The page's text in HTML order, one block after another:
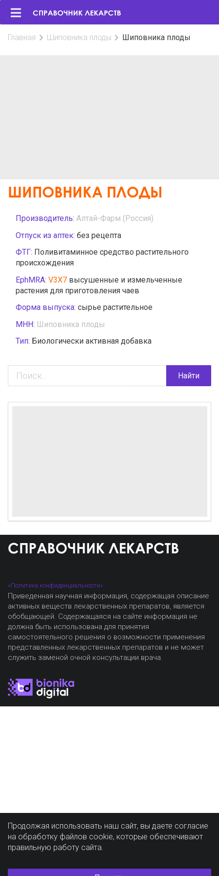
Главная Шиповника плоды Шиповника плоды
ШИПОВНИКА ПЛОДЫ
Производитель: Алтай-Фарм (Россия)
Отпуск из аптек: без рецепта
ФТГ: Поливитаминное средство растительного
происхождения
EphMRA: V3X7 высушенные и измельченные
растения для приготовления чаев
Форма выпуска: сырье растительное
МНН: Шиповника плоды
Тип: Биологически активная добавка
Найти
«Политика конфиденциальности»
Приведенная научная информация, содержащая описание
активных веществ лекарственных препаратов, является
обобщающей. Содержащаяся на сайте информация не
должна быть использована для принятия
самостоятельного решения о возможности применения
представленных лекарственных препаратов и не может
служить заменой очной консультации врача.
Продолжая использовать наш сайт, вы даете согласие
на обработку файлов cookie, которые обеспечивают
правильную работу сайта.